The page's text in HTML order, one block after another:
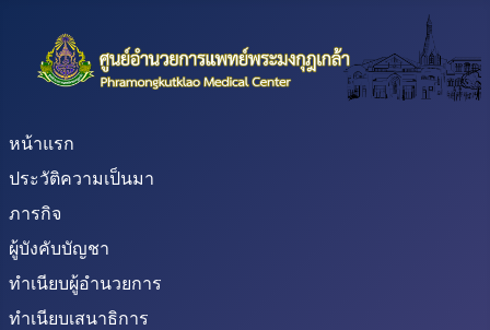
หน้าแรก
ประวัติความเป็นมา
ภารกิจ
ผู้บังคับบัญชา
ทำเนียบผู้อำนวยการ
ทำเนียบเสนาธิการ